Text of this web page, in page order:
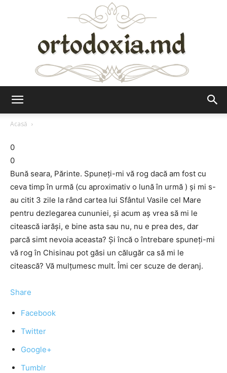
Acasă
0
0
Bună seara, Părinte. Spuneţi-mi vă rog dacă am fost cu
ceva timp în urmă (cu aproximativ o lună în urmă ) şi mi s-
au citit 3 zile la rând cartea lui Sfântul Vasile cel Mare
pentru dezlegarea cununiei, şi acum aş vrea să mi le
citească iarăşi, e bine asta sau nu, nu e prea des, dar
parcă simt nevoia aceasta? Şi încă o întrebare spuneţi-mi
vă rog în Chisinau pot găsi un călugăr ca să mi le
citească? Vă mulţumesc mult. Îmi cer scuze de deranj.
Share
Facebook
Twitter
Google+
Tumblr